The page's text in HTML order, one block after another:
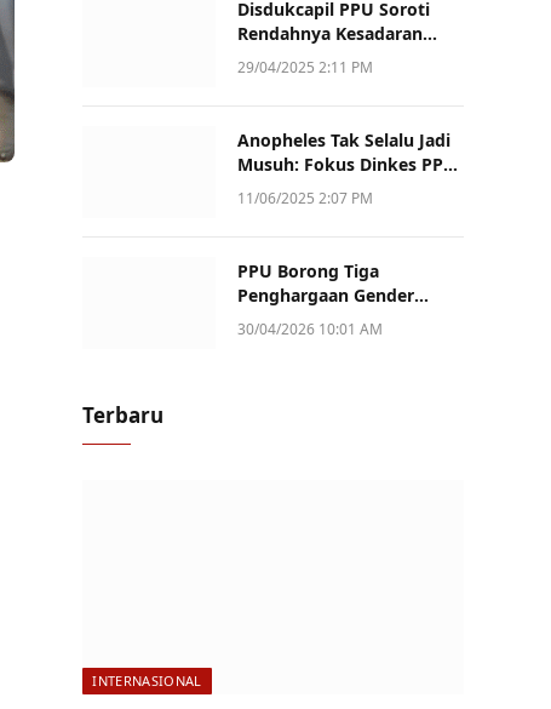
Disdukcapil PPU Soroti
Rendahnya Kesadaran
Warga Soal Pelaporan
29/04/2025 2:11 PM
Anopheles Tak Selalu Jadi
Musuh: Fokus Dinkes PPU
Kini ke Penularan Aktif di
11/06/2025 2:07 PM
PPU Borong Tiga
Penghargaan Gender
Champion Kaltim 2026,
30/04/2026 10:01 AM
Terbaru
INTERNASIONAL